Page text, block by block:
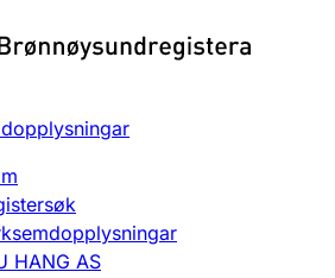
endre, slette
HANG AS